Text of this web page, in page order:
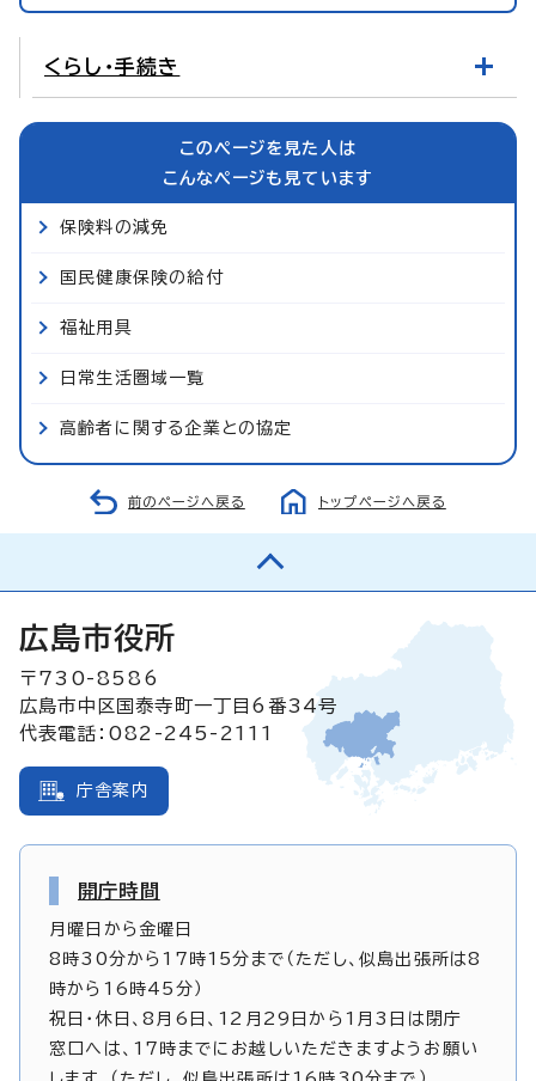
くらし・手続き
このページを見た人は
こんなページも見ています
保険料の減免
国民健康保険の給付
福祉用具
日常生活圏域一覧
高齢者に関する企業との協定
前のページへ戻る トップページへ戻る
広島市役所
〒730-8586
広島市中区国泰寺町一丁目6番34号
代表電話：082-245-2111
庁舎案内
開庁時間
月曜日から金曜日
8時30分から17時15分まで（ただし、似島出張所は8
時から16時45分）
祝日・休日、8月6日、12月29日から1月3日は閉庁
窓口へは、17時までにお越しいただきますようお願い